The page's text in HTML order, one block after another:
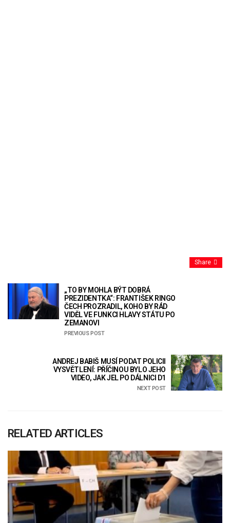
Share
„TO BY MOHLA BÝT DOBRÁ
PREZIDENTKA“: FRANTIŠEK RINGO
ČECH PROZRADIL, KOHO BY RÁD
VIDĚL VE FUNKCI HLAVY STÁTU PO
ZEMANOVI
PREVIOUS POST
ANDREJ BABIŠ MUSÍ PODAT POLICII
VYSVĚTLENÍ: PŘÍČINOU BYLO JEHO
VIDEO, JAK JEL PO DÁLNICI D1
NEXT POST
RELATED ARTICLES